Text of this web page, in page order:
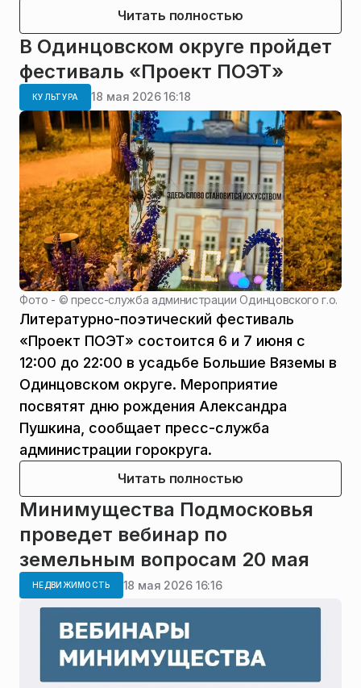
Читать полностью
В Одинцовском округе пройдет
фестиваль «Проект ПОЭТ»
КУЛЬТУРА 18 мая 2026 16:18
Фото - ©пресс-служба администрации Одинцовского г.о.
Литературно-поэтический фестиваль
«Проект ПОЭТ» состоится 6 и 7 июня с
12:00 до 22:00 в усадьбе Большие Вяземы в
Одинцовском округе. Мероприятие
посвятят дню рождения Александра
Пушкина, сообщает пресс-служба
администрации горокруга.
Читать полностью
Минимущества Подмосковья
проведет вебинар по
земельным вопросам 20 мая
НЕДВИЖИМОСТЬ 18 мая 2026 16:16